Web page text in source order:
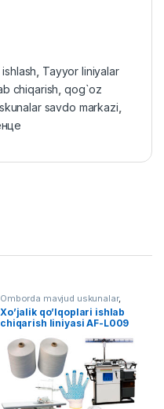
Tayyor liniyalar
chiqarish qog`oz
savdo markazi
Omborda mavjud uskunalar,
Yengil sanoat
Xo’jalik qo’lqoplari ishlab
chiqarish liniyasi AF-L009